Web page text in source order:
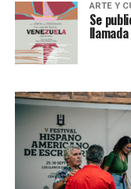
ARTE Y
Se